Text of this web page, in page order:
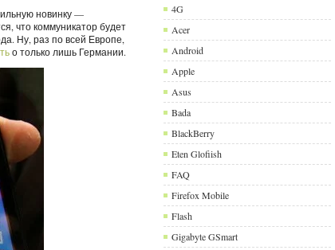
новинку —
что коммуникатор будет
Ну, раз по всей Европе,
о только лишь Германии.
4G
Acer
Android
Apple
Asus
Bada
BlackBerry
Eten Glofiish
FAQ
Firefox Mobile
Flash
Gigabyte GSmart